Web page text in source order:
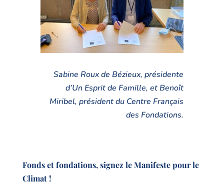
Sabine Roux de Bézieux, présidente
d’Un Esprit de Famille, et Benoît
Miribel, président du Centre Français
des Fondations.
Fonds et fondations, signez le Manifeste pour le
Climat !